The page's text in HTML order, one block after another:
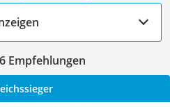
Empfehlungen